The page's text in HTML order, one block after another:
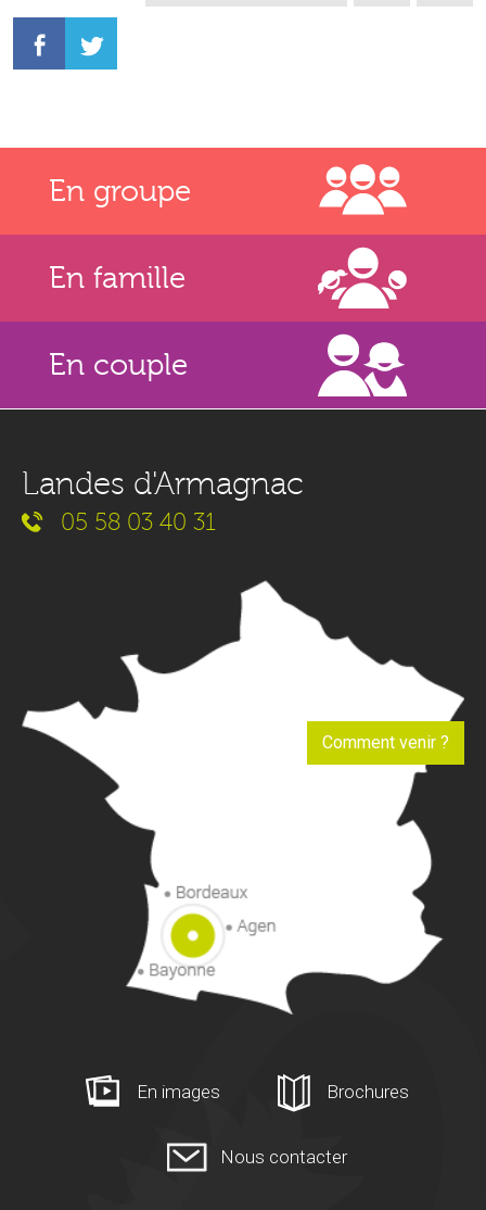
En groupe
En famille
En couple
Landes d'Armagnac
05 58 03 40 31
Comment venir ?
En images Brochures
Nous contacter